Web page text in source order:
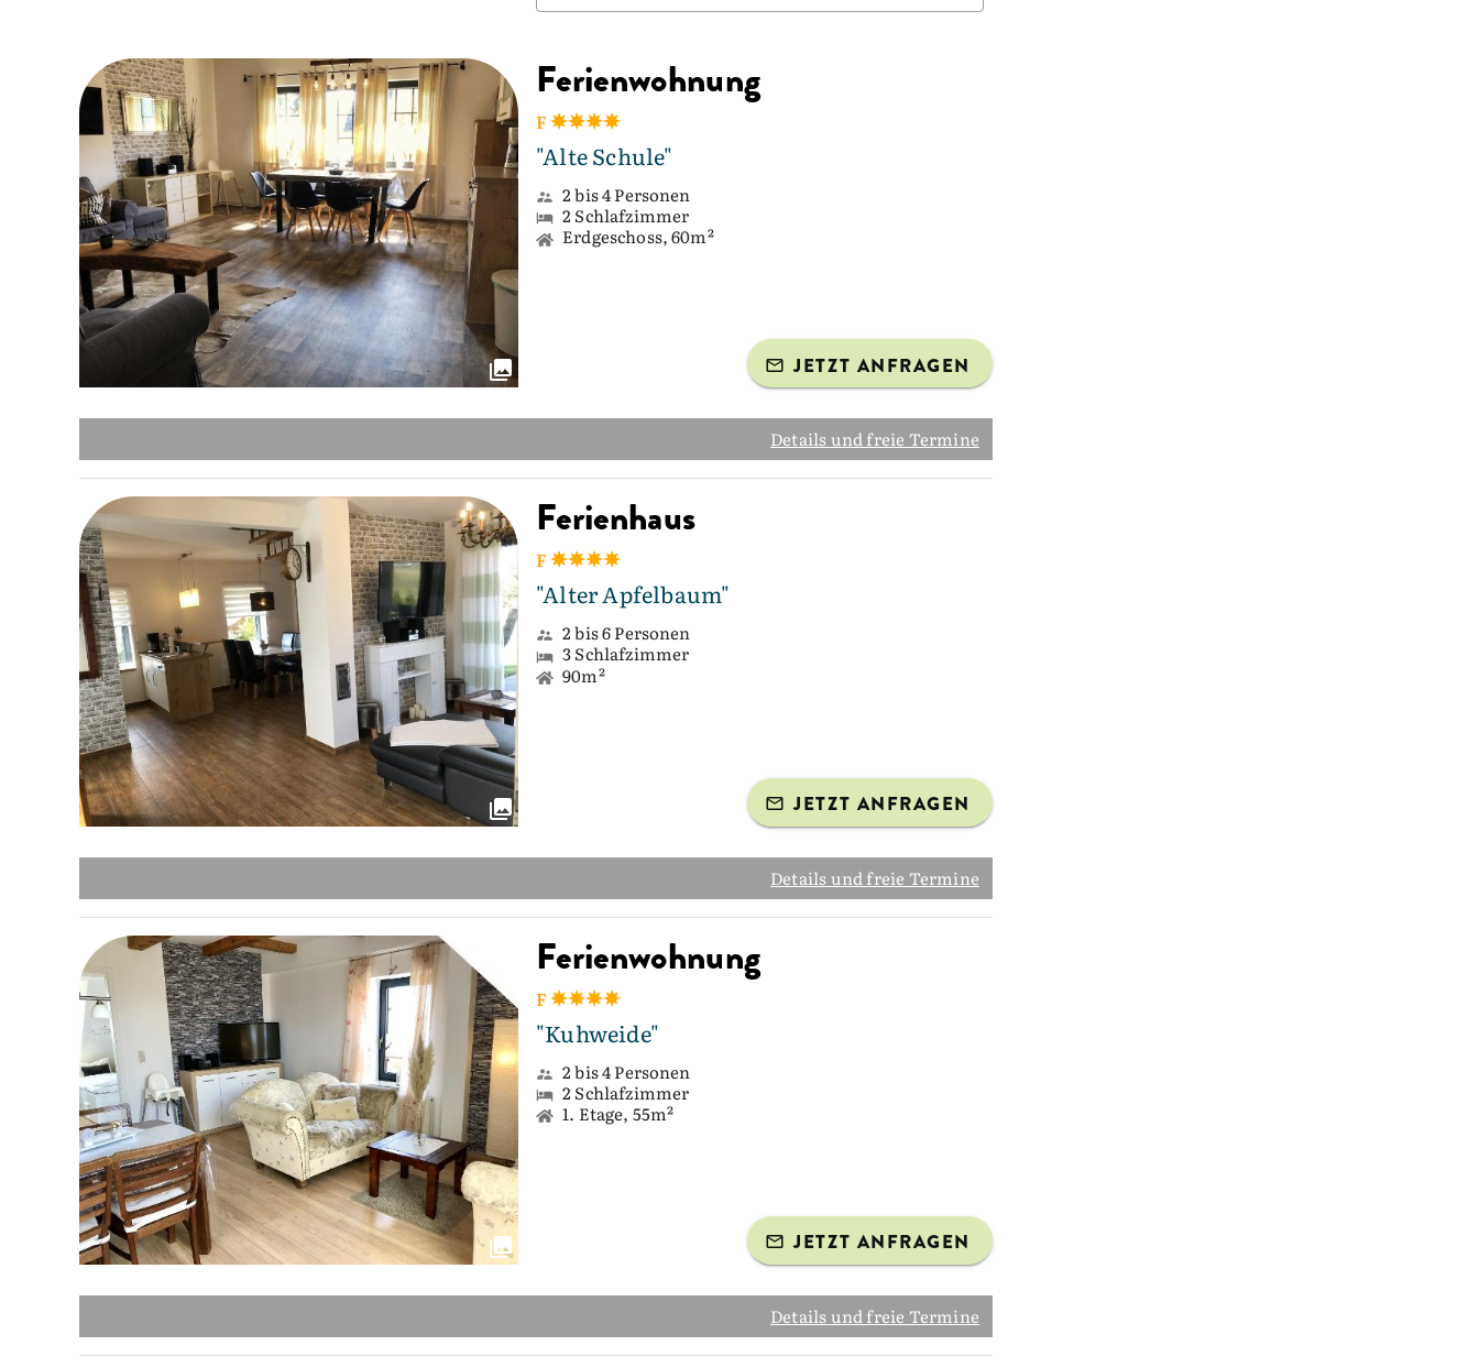
Ferienwohnung
F
"Alte Schule"
2 bis 4 Personen
2 Schlafzimmer
Erdgeschoss, 60m²
JETZT ANFRAGEN
Details und freie Termine
Ferienhaus
F
"Alter Apfelbaum"
2 bis 6 Personen
3 Schlafzimmer
90m²
JETZT ANFRAGEN
Details und freie Termine
Ferienwohnung
F
"Kuhweide"
2 bis 4 Personen
2 Schlafzimmer
1. Etage, 55m²
JETZT ANFRAGEN
Details und freie Termine